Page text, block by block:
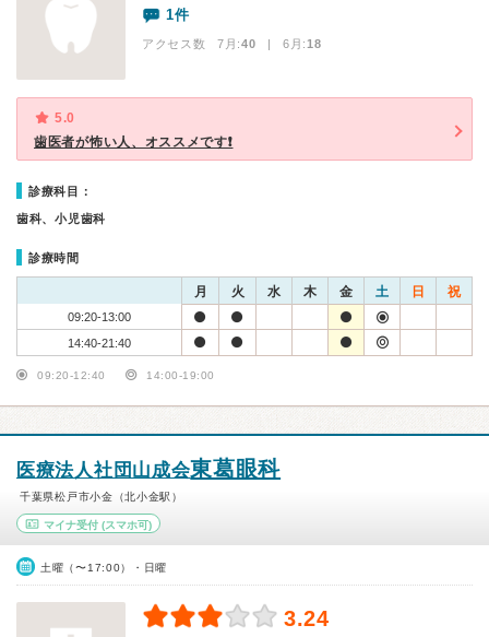
1件
アクセス数 7月:40 | 6月:18
5.0
歯医者が怖い人、オススメです❗
診療科目：
歯科、小児歯科
診療時間
月 火 水 木 金 土 日 祝
09:20-13:00
14:40-21:40
09:20-12:40 14:00-19:00
医療法人社団山成会東葛眼科
千葉県松戸市小金（北小金駅）
マイナ受付 (スマホ可)
土曜（〜17:00）・日曜
3.24